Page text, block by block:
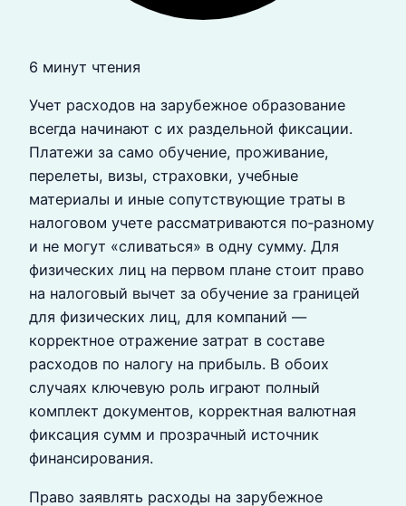
6 минут чтения
Учет расходов на зарубежное образование
всегда начинают с их раздельной фиксации.
Платежи за само обучение, проживание,
перелеты, визы, страховки, учебные
материалы и иные сопутствующие траты в
налоговом учете рассматриваются по‑разному
и не могут «сливаться» в одну сумму. Для
физических лиц на первом плане стоит право
на налоговый вычет за обучение за границей
для физических лиц, для компаний —
корректное отражение затрат в составе
расходов по налогу на прибыль. В обоих
случаях ключевую роль играют полный
комплект документов, корректная валютная
фиксация сумм и прозрачный источник
финансирования.
Право заявлять расходы на зарубежное